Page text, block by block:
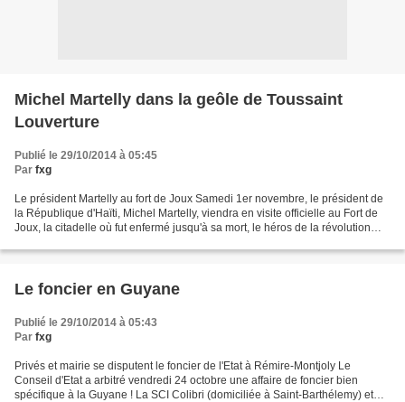
Michel Martelly dans la geôle de Toussaint
Louverture
Publié le 29/10/2014 à 05:45
Par fxg
Le président Martelly au fort de Joux Samedi 1er novembre, le président de
la République d'Haïti, Michel Martelly, viendra en visite officielle au Fort de
Joux, la citadelle où fut enfermé jusqu'à sa mort, le héros de la révolution
Le foncier en Guyane
Publié le 29/10/2014 à 05:43
Par fxg
Privés et mairie se disputent le foncier de l'Etat à Rémire-Montjoly Le
Conseil d'Etat a arbitré vendredi 24 octobre une affaire de foncier bien
spécifique à la Guyane ! La SCI Colibri (domiciliée à Saint-Barthélemy) et